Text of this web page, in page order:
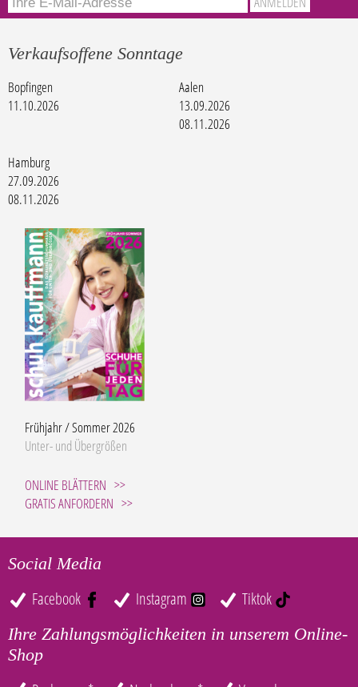
Verkaufsoffene Sonntage
Bopfingen
11.10.2026
Aalen
13.09.2026
08.11.2026
Hamburg
27.09.2026
08.11.2026
Frühjahr / Sommer 2026
Unter- und Übergrößen
ONLINE BLÄTTERN
GRATIS ANFORDERN
Social Media
Facebook Instagram Tiktok
Ihre Zahlungsmöglichkeiten in unserem Online-
Shop